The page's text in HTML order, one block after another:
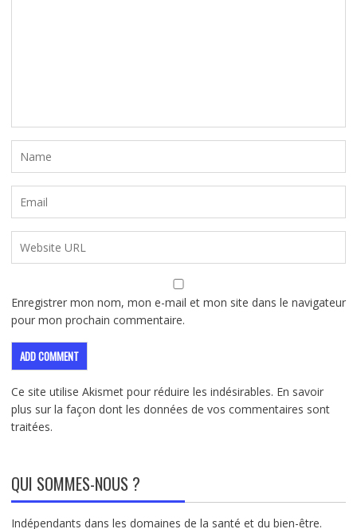
Enregistrer mon nom, mon e-mail et mon site dans le navigateur
pour mon prochain commentaire.
Ce site utilise Akismet pour réduire les indésirables. En savoir
plus sur la façon dont les données de vos commentaires sont
traitées.
QUI SOMMES-NOUS ?
Indépendants dans les domaines de la santé et du bien-être.